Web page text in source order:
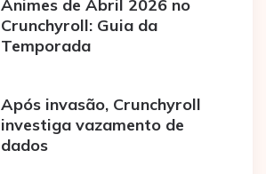
Animes de Abril 2026 no
Crunchyroll: Guia da
Temporada
Após invasão, Crunchyroll
investiga vazamento de
dados